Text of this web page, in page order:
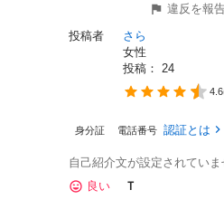
違反を報
投稿者
さら
女性
投稿： 24
4.6
身分証 電話番号 認証とは
自己紹介文が設定されていま
良い
Ｔ